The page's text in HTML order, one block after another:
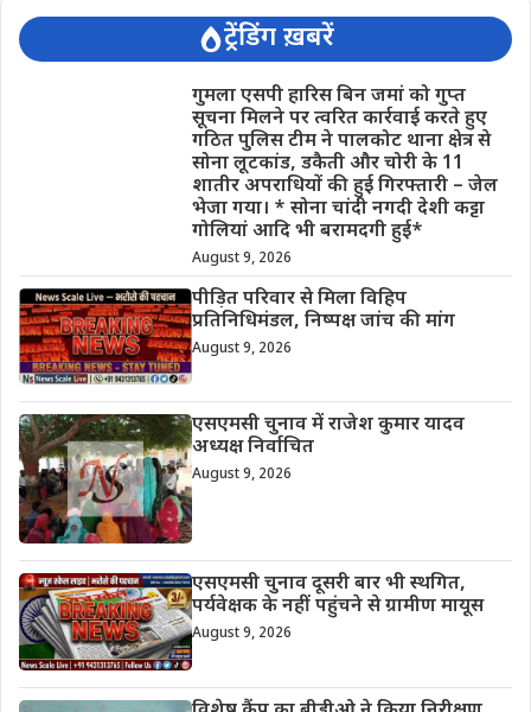
ट्रेंडिंग ख़बरें
गुमला एसपी हारिस बिन जमां को गुप्त
सूचना मिलने पर त्वरित कार्रवाई करते हुए
गठित पुलिस टीम ने पालकोट थाना क्षेत्र से
सोना लूटकांड, डकैती और चोरी के 11
शातीर अपराधियों की हुई गिरफ्तारी – जेल
भेजा गया। * सोना चांदी नगदी देशी कट्टा
गोलियां आदि भी बरामदगी हुई*
August 9, 2026
पीड़ित परिवार से मिला विहिप
प्रतिनिधिमंडल, निष्पक्ष जांच की मांग
August 9, 2026
एसएमसी चुनाव में राजेश कुमार यादव
अध्यक्ष निर्वाचित
August 9, 2026
एसएमसी चुनाव दूसरी बार भी स्थगित,
पर्यवेक्षक के नहीं पहुंचने से ग्रामीण मायूस
August 9, 2026